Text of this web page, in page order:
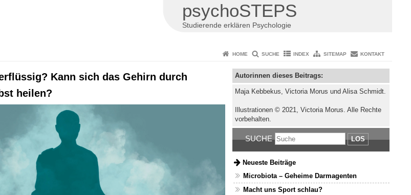
psychoSTEPS
Studierende erklären Psychologie
HOME SUCHE INDEX SITEMAP KONTAKT
Kann sich das Gehirn durch
heilen?
Autorinnen dieses Beitrags:
Maja Kebbekus, Victoria Morus und Alisa Schmidt.
Illustrationen © 2021, Victoria Morus. Alle Rechte
vorbehalten.
SUCHE LOS
Neueste Beiträge
Microbiota – Geheime Darmagenten
Macht uns Sport schlau?